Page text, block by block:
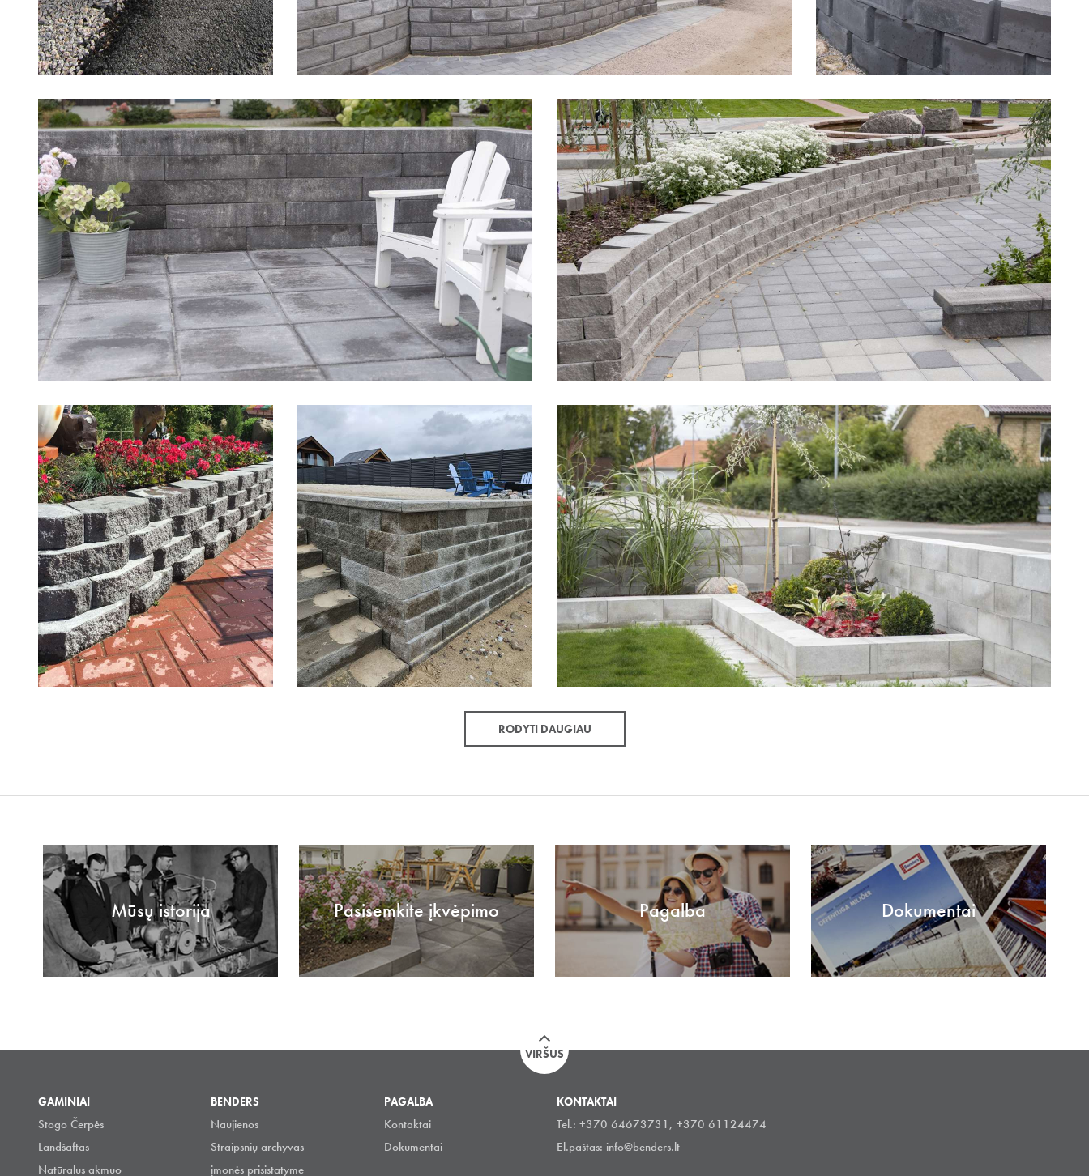
RODYTI DAUGIAU
Mūsų istorija Pasisemkite įkvėpimo Pagalba Dokumentai
VIRŠUS
GAMINIAI
Stogo Čerpės
Landšaftas
Natūralus akmuo
BENDERS
Naujienos
Straipsnių archyvas
įmonės prisistatyme
PAGALBA
Kontaktai
Dokumentai
KONTAKTAI
Tel.: +370 64673731, +370 61124474
El.paštas: info@benders.lt